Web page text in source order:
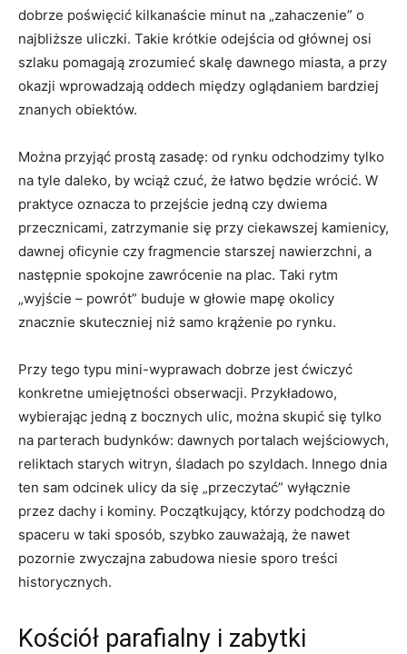
dobrze poświęcić kilkanaście minut na „zahaczenie” o
najbliższe uliczki. Takie krótkie odejścia od głównej osi
szlaku pomagają zrozumieć skalę dawnego miasta, a przy
okazji wprowadzają oddech między oglądaniem bardziej
znanych obiektów.
Można przyjąć prostą zasadę: od rynku odchodzimy tylko
na tyle daleko, by wciąż czuć, że łatwo będzie wrócić. W
praktyce oznacza to przejście jedną czy dwiema
przecznicami, zatrzymanie się przy ciekawszej kamienicy,
dawnej oficynie czy fragmencie starszej nawierzchni, a
następnie spokojne zawrócenie na plac. Taki rytm
„wyjście – powrót” buduje w głowie mapę okolicy
znacznie skuteczniej niż samo krążenie po rynku.
Przy tego typu mini-wyprawach dobrze jest ćwiczyć
konkretne umiejętności obserwacji. Przykładowo,
wybierając jedną z bocznych ulic, można skupić się tylko
na parterach budynków: dawnych portalach wejściowych,
reliktach starych witryn, śladach po szyldach. Innego dnia
ten sam odcinek ulicy da się „przeczytać” wyłącznie
przez dachy i kominy. Początkujący, którzy podchodzą do
spaceru w taki sposób, szybko zauważają, że nawet
pozornie zwyczajna zabudowa niesie sporo treści
historycznych.
Kościół parafialny i zabytki